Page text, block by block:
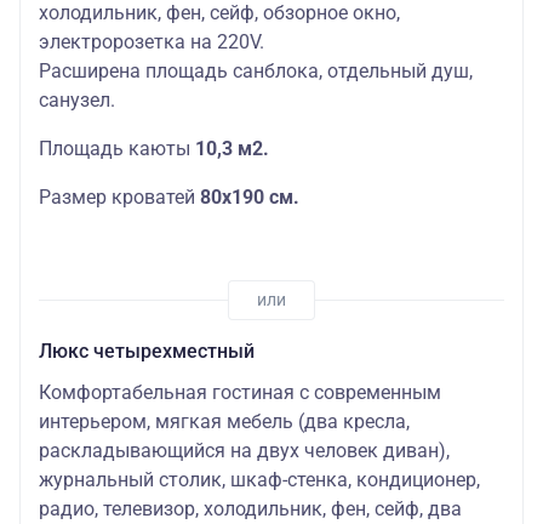
холодильник, фен, сейф, обзорное окно,
электророзетка на 220V.
Расширена площадь санблока, отдельный душ,
санузел.
Площадь каюты 10,3 м2.
Размер кроватей 80х190 см.
Люкс четырехместный
Комфортабельная гостиная с современным
интерьером, мягкая мебель (два кресла,
раскладывающийся на двух человек диван),
журнальный столик, шкаф-стенка, кондиционер,
радио, телевизор, холодильник, фен, сейф, два